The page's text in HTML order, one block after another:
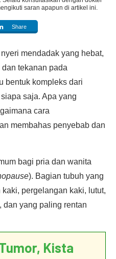
saran apapun di artikel ini.
Share
mendadak yang hebat,
tekanan pada
bentuk kompleks dari
saja. Apa yang
cara
membahas penyebab dan
bagi pria dan wanita
). Bagian tubuh yang
pergelangan kaki, lutut,
dan yang paling rentan
Kista